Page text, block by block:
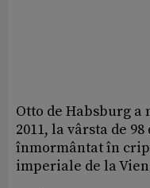
Otto de Habsburg
2011, la vârsta de
înmormântat în
imperiale de la